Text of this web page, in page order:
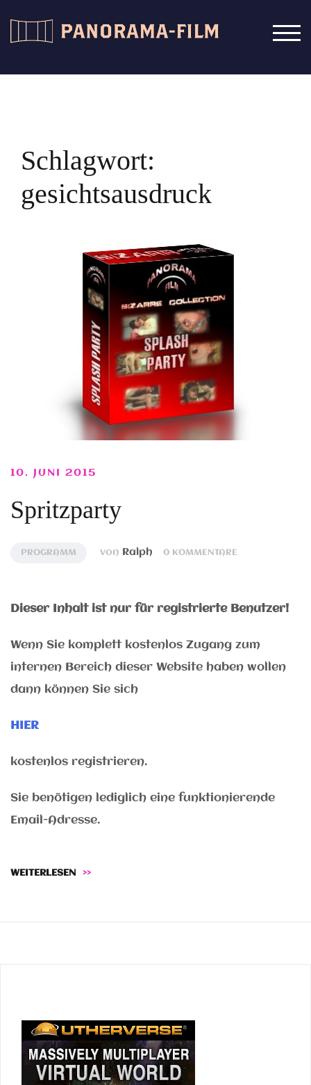
Inhalt
springen
Schlagwort:
gesichtsausdruck
10. JUNI 2015
Spritzparty
PROGRAMM von Ralph 0 KOMMENTARE
Dieser Inhalt ist nur für registrierte Benutzer!
Wenn Sie komplett kostenlos Zugang zum
internen Bereich dieser Website haben wollen
dann können Sie sich
HIER
kostenlos registrieren.
Sie benötigen lediglich eine funktionierende
Email-Adresse.
WEITERLESEN >>